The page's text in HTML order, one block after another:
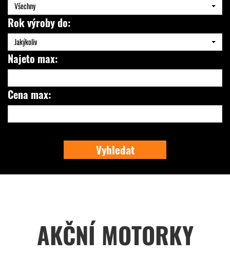
Všechny
Rok výroby do:
Jakýkoliv
Najeto max:
Cena max:
Vyhledat
AKČNÍ MOTORKY